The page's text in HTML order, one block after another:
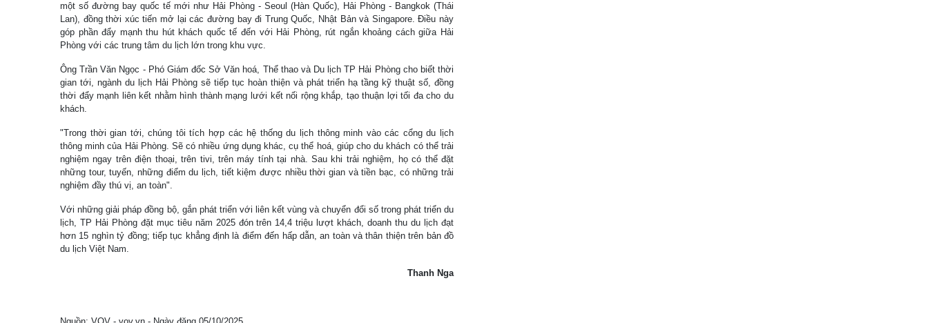
một số đường bay quốc tế mới như Hải Phòng - Seoul (Hàn Quốc), Hải Phòng - Bangkok (Thái
Lan), đồng thời xúc tiến mở lại các đường bay đi Trung Quốc, Nhật Bản và Singapore. Điều này
góp phần đẩy mạnh thu hút khách quốc tế đến với Hải Phòng, rút ngắn khoảng cách giữa Hải
Phòng với các trung tâm du lịch lớn trong khu vực.
Ông Trần Văn Ngọc - Phó Giám đốc Sở Văn hoá, Thể thao và Du lịch TP Hải Phòng cho biết thời
gian tới, ngành du lịch Hải Phòng sẽ tiếp tục hoàn thiện và phát triển hạ tầng kỹ thuật số, đồng
thời đẩy mạnh liên kết nhằm hình thành mạng lưới kết nối rộng khắp, tạo thuận lợi tối đa cho du
khách.
"Trong thời gian tới, chúng tôi tích hợp các hệ thống du lịch thông minh vào các cổng du lịch
thông minh của Hải Phòng. Sẽ có nhiều ứng dụng khác, cụ thể hoá, giúp cho du khách có thể trải
nghiệm ngay trên điện thoại, trên tivi, trên máy tính tại nhà. Sau khi trải nghiệm, họ có thể đặt
những tour, tuyến, những điểm du lịch, tiết kiệm được nhiều thời gian và tiền bạc, có những trải
nghiệm đầy thú vị, an toàn".
Với những giải pháp đồng bộ, gắn phát triển với liên kết vùng và chuyển đổi số trong phát triển du
lịch, TP Hải Phòng đặt mục tiêu năm 2025 đón trên 14,4 triệu lượt khách, doanh thu du lịch đạt
hơn 15 nghìn tỷ đồng; tiếp tục khẳng định là điểm đến hấp dẫn, an toàn và thân thiện trên bản đồ
du lịch Việt Nam.
Thanh Nga